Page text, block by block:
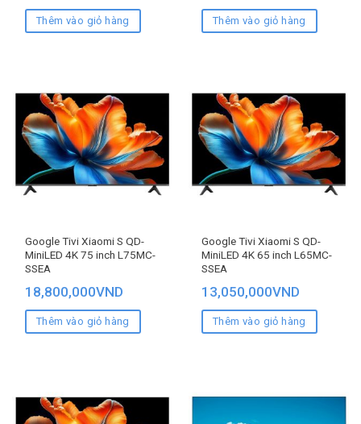
Thêm vào giỏ hàng Thêm vào giỏ hàng
Google Tivi Xiaomi S QD-
MiniLED 4K 75 inch L75MC-
SSEA
18,800,000VND
Thêm vào giỏ hàng
Google Tivi Xiaomi S QD-
MiniLED 4K 65 inch L65MC-
SSEA
13,050,000VND
Thêm vào giỏ hàng